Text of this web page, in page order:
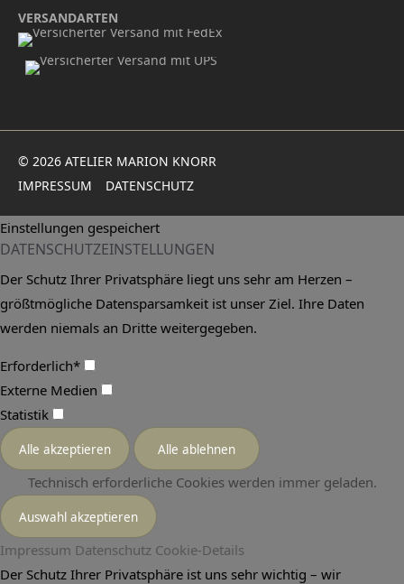
VERSANDARTEN
© 2026 ATELIER MARION KNORR
IMPRESSUM
DATENSCHUTZ
Einstellungen gespeichert
DATENSCHUTZEINSTELLUNGEN
Der Schutz Ihrer Privatsphäre liegt uns sehr am Herzen –
größtmögliche Datensparsamkeit ist unser Ziel. Ihre Daten
werden niemals an Dritte weitergegeben.
Erforderlich*
Externe Medien
Statistik
Technisch erforderliche Cookies werden immer geladen.
Impressum Datenschutz Cookie-Details
Der Schutz Ihrer Privatsphäre ist uns sehr wichtig – wir